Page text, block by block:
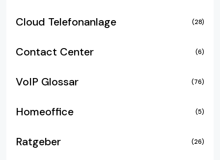
Cloud Telefonanlage (28)
Contact Center (6)
VoIP Glossar (76)
Homeoffice (5)
Ratgeber (26)